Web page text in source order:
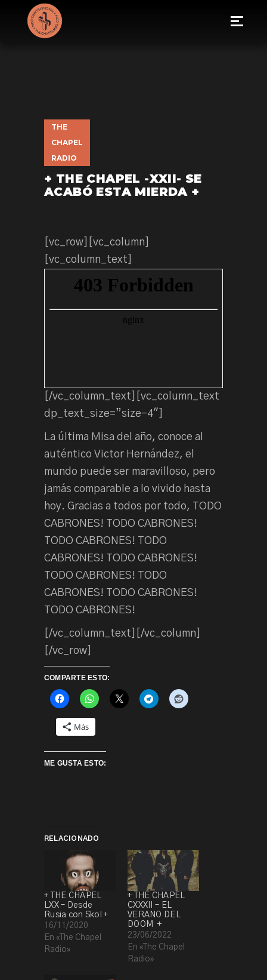
THE
CHAPEL
RADIO
+ THE CHAPEL -XXII- SE
ACABÓ ESTA MIERDA +
[vc_row][vc_column]
[vc_column_text]
[/vc_column_text][vc_column_text
dp_text_size=”size-4″]
La última Misa del año, conoce al
auténtico Victor Hernández, el
mundo puede ser maravilloso, pero
jamás comparable a lo vivido hasta
hoy. Gracias a todos por todo, TODO
CABRONES! TODO CABRONES!
TODO CABRONES! TODO
CABRONES! TODO CABRONES!
TODO CABRONES! TODO
CABRONES! TODO CABRONES!
TODO CABRONES!
[/vc_column_text][/vc_column]
[/vc_row]
COMPARTE ESTO:
Más
ME GUSTA ESTO:
RELACIONADO
+ THE CHAPEL
LXX – Desde
Rusia con Skol +
16/11/2020
En «The Chapel
Radio»
+ THE CHAPEL
CXXXII – EL
VERANO DEL
DOOM +
23/06/2022
En «The Chapel
Radio»